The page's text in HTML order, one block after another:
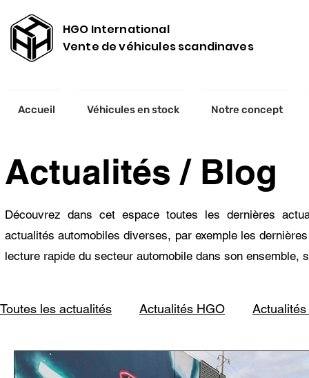
HGO International
Vente de véhicules scandinaves
Accueil Véhicules en stock Notre concept
Découvrez dans cet espace toutes les dernières
actualités automobiles diverses, par exemple les
lecture rapide du secteur automobile dans son
Toutes les actualités Actualités HGO Actualités
Actualités / Blog